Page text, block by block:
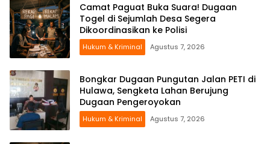
Camat Paguat Buka Suara! Dugaan
Togel di Sejumlah Desa Segera
Dikoordinasikan ke Polisi
Hukum & Kriminal Agustus 7, 2026
Bongkar Dugaan Pungutan Jalan PETI di
Hulawa, Sengketa Lahan Berujung
Dugaan Pengeroyokan
Hukum & Kriminal Agustus 7, 2026